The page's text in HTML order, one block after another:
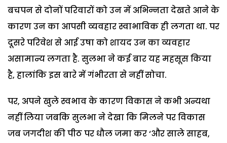
बचपन से दोनों परिवारों को उन में अभिन्नता देखते आने के
कारण उन का आपसी व्यवहार स्वाभाविक ही लगता था. पर
दूसरे परिवेश से आई उषा को शायद उन का व्यवहार
असामान्य लगता है. सुलभा ने कई बार यह महसूस किया
है, हालांकि इस बारे में गंभीरता से नहीं सोचा.
पर, अपने खुले स्वभाव के कारण विकास ने कभी अन्यथा
नहीं लिया जबकि सुलभा ने देखा कि मिलने पर विकास
जब जगदीश की पीठ पर धौल जमा कर ‘और साले साहब,